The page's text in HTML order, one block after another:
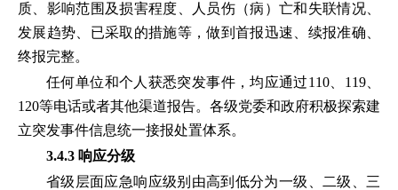
质、影响范围及损害程度、人员伤（病）亡和失联情况、
发展趋势、已采取的措施等，做到首报迅速、续报准确、
终报完整。
任何单位和个人获悉突发事件，均应通过110、119、
120等电话或者其他渠道报告。各级党委和政府积极探索建
立突发事件信息统一接报处置体系。
3.4.3 响应分级
省级层面应急响应级别由高到低分为一级、二级、三